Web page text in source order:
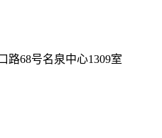
路68号名泉中心1309室